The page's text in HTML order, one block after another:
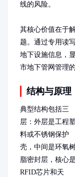
线的风险。
其核心价值在于
题。通过专用读
地下设施信息，
市地下管网管理
结构与原理
典型结构包括三
层：外层是工程塑
料或不锈钢保护
壳，中间是环氧
脂密封层，核心是
RFID芯片和天